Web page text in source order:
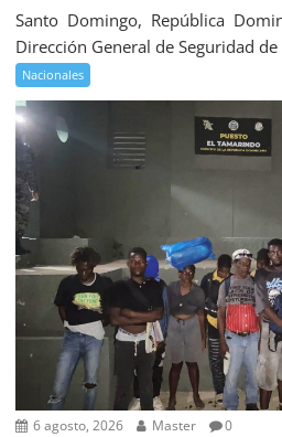
Santo Domingo, República
Dirección General de Seguridad
Nacionales
6 agosto, 2026 Master 0